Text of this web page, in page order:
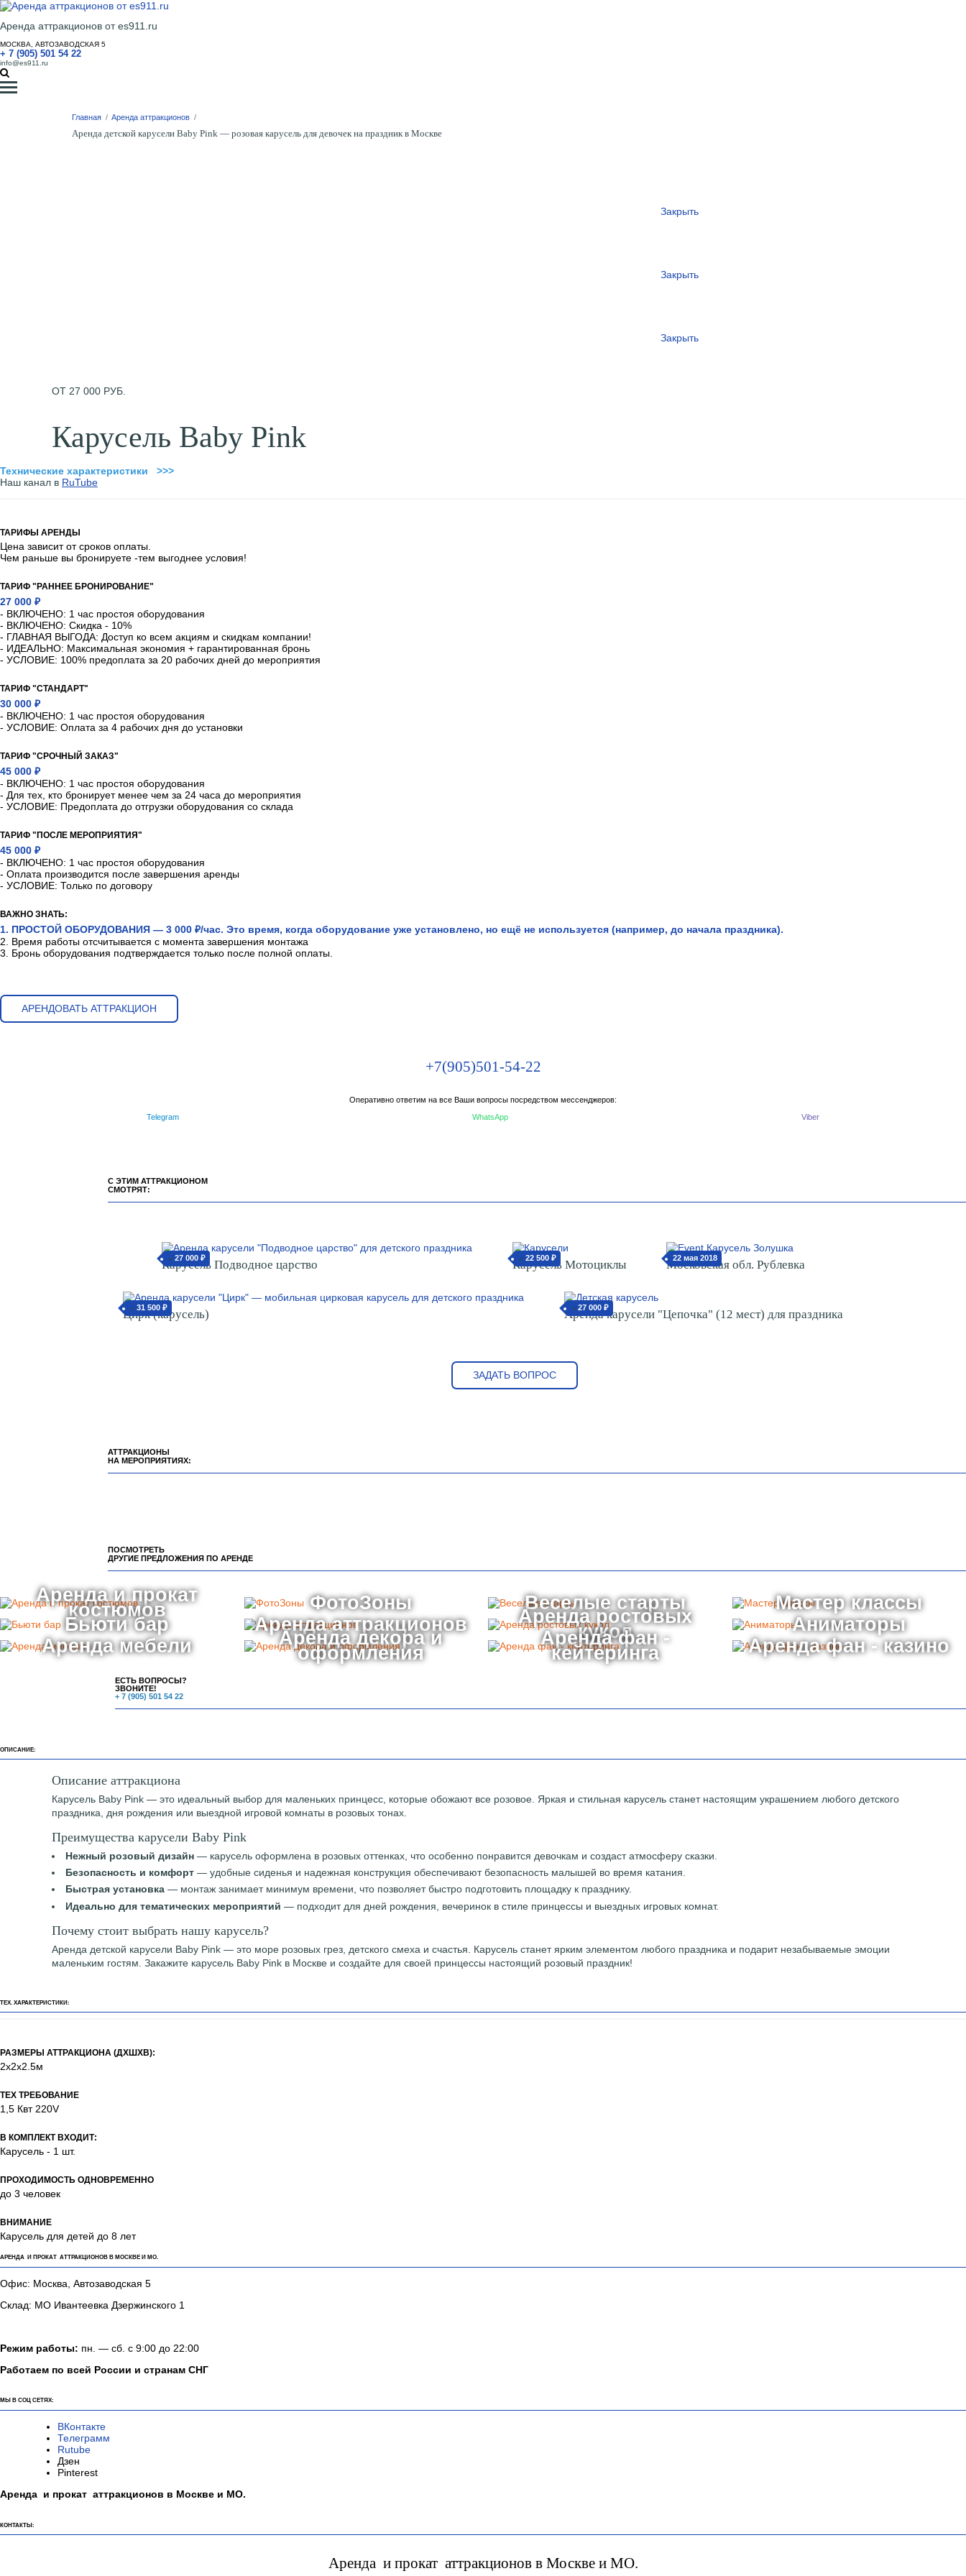
Аренда аттракционов от es911.ru
МОСКВА, АВТОЗАВОДСКАЯ 5
+ 7 (905) 501 54 22
info@es911.ru
Главная / Аренда аттракционов /
Аренда детской карусели Baby Pink — розовая карусель для девочек на праздник в Москве
Закрыть
Закрыть
Закрыть
ОТ 27 000 РУБ.
Карусель Baby Pink
Технические характеристики >>>
Наш канал в RuTube
ТАРИФЫ АРЕНДЫ
Цена зависит от сроков оплаты.
Чем раньше вы бронируете -тем выгоднее условия!
ТАРИФ "РАННЕЕ БРОНИРОВАНИЕ"
27 000 ₽
- ВКЛЮЧЕНО: 1 час простоя оборудования
- ВКЛЮЧЕНО: Скидка - 10%
- ГЛАВНАЯ ВЫГОДА: Доступ ко всем акциям и скидкам компании!
- ИДЕАЛЬНО: Максимальная экономия + гарантированная бронь
- УСЛОВИЕ: 100% предоплата за 20 рабочих дней до мероприятия
ТАРИФ "СТАНДАРТ"
30 000 ₽
- ВКЛЮЧЕНО: 1 час простоя оборудования
- УСЛОВИЕ: Оплата за 4 рабочих дня до установки
ТАРИФ "СРОЧНЫЙ ЗАКАЗ"
45 000 ₽
- ВКЛЮЧЕНО: 1 час простоя оборудования
- Для тех, кто бронирует менее чем за 24 часа до мероприятия
- УСЛОВИЕ: Предоплата до отгрузки оборудования со склада
ТАРИФ "ПОСЛЕ МЕРОПРИЯТИЯ"
45 000 ₽
- ВКЛЮЧЕНО: 1 час простоя оборудования
- Оплата производится после завершения аренды
- УСЛОВИЕ: Только по договору
ВАЖНО ЗНАТЬ:
1. ПРОСТОЙ ОБОРУДОВАНИЯ — 3 000 ₽/час. Это время, когда оборудование уже установлено, но ещё не используется (например, до начала праздника).
2. Время работы отсчитывается с момента завершения монтажа
3. Бронь оборудования подтверждается только после полной оплаты.
АРЕНДОВАТЬ АТТРАКЦИОН
+7(905)501-54-22
Оперативно ответим на все Ваши вопросы посредством мессенджеров:
Telegram
WhatsApp Viber
С ЭТИМ АТТРАКЦИОНОМ
СМОТРЯТ:
от27 000 ₽
Карусель Подводное царство от22 500 ₽
Карусель Мотоциклы
22 мая 2018
Московская обл. Рублевка
от 31 500 ₽
Цирк (карусель) от 27 000 ₽
Аренда карусели "Цепочка" (12 мест) для праздника
ЗАДАТЬ ВОПРОС
АТТРАКЦИОНЫ
НА МЕРОПРИЯТИЯХ:
ПОСМОТРЕТЬ
ДРУГИЕ ПРЕДЛОЖЕНИЯ ПО АРЕНДЕ
Аренда и прокат
костюмов ФотоЗоны Веселые старты
Мастер классы
Бьюти бар
Аренда аттракционов Аренда ростовых
кукол
Аниматоры
Аренда мебели
Аренда декора и
оформления
Аренда фан -
кейтеринга Аренда фан - казино
ЕСТЬ ВОПРОСЫ?
ЗВОНИТЕ!
+ 7 (905) 501 54 22
ОПИСАНИЕ:
Описание аттракциона
Карусель Baby Pink — это идеальный выбор для маленьких принцесс, которые обожают все розовое. Яркая и стильная карусель станет настоящим украшением любого детского
праздника, дня рождения или выездной игровой комнаты в розовых тонах.
Преимущества карусели Baby Pink
Нежный розовый дизайн — карусель оформлена в розовых оттенках, что особенно понравится девочкам и создаст атмосферу сказки.
Безопасность и комфорт — удобные сиденья и надежная конструкция обеспечивают безопасность малышей во время катания.
Быстрая установка — монтаж занимает минимум времени, что позволяет быстро подготовить площадку к празднику.
Идеально для тематических мероприятий — подходит для дней рождения, вечеринок в стиле принцессы и выездных игровых комнат.
Почему стоит выбрать нашу карусель?
Аренда детской карусели Baby Pink — это море розовых грез, детского смеха и счастья. Карусель станет ярким элементом любого праздника и подарит незабываемые эмоции
маленьким гостям. Закажите карусель Baby Pink в Москве и создайте для своей принцессы настоящий розовый праздник!
ТЕХ. ХАРАКТЕРИСТИКИ:
РАЗМЕРЫ АТТРАКЦИОНА (ДХШХВ):
2х2х2.5м
ТЕХ ТРЕБОВАНИЕ
1,5 Квт 220V
В КОМПЛЕКТ ВХОДИТ:
Карусель - 1 шт.
ПРОХОДИМОСТЬ ОДНОВРЕМЕННО
до 3 человек
ВНИМАНИЕ
Карусель для детей до 8 лет
АРЕНДА И ПРОКАТ АТТРАКЦИОНОВ В МОСКВЕ И МО.
Офис: Москва, Автозаводская 5
Склад: МО Ивантеевка Дзержинского 1
Режим работы: пн. — сб. с 9:00 до 22:00
Работаем по всей России и странам СНГ
МЫ В СОЦ СЕТЯХ:
ВКонтакте
Телеграмм
Rutube
Дзен
Pinterest
Аренда и прокат аттракционов в Москве и МО.
КОНТАКТЫ:
Аренда и прокат аттракционов в Москве и МО.